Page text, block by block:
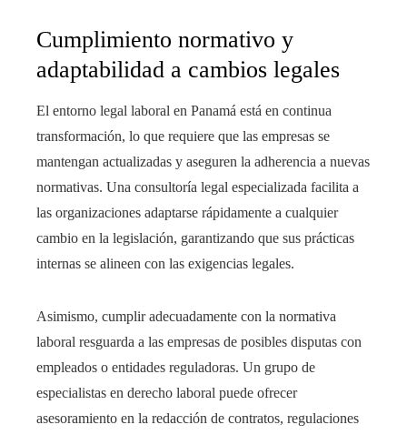
Cumplimiento normativo y
adaptabilidad a cambios legales
El entorno legal laboral en Panamá está en continua
transformación, lo que requiere que las empresas se
mantengan actualizadas y aseguren la adherencia a nuevas
normativas. Una consultoría legal especializada facilita a
las organizaciones adaptarse rápidamente a cualquier
cambio en la legislación, garantizando que sus prácticas
internas se alineen con las exigencias legales.
Asimismo, cumplir adecuadamente con la normativa
laboral resguarda a las empresas de posibles disputas con
empleados o entidades reguladoras. Un grupo de
especialistas en derecho laboral puede ofrecer
asesoramiento en la redacción de contratos, regulaciones